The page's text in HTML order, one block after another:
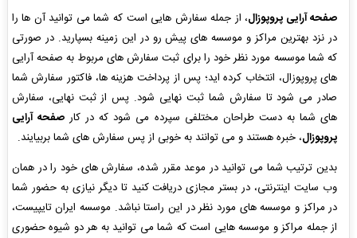
صفحه آرایی پروپوزال، از جمله سفارش هایی است که شما می توانید آن ها را
در نزد بهترین مراکز و موسسه های پیش رو در این زمینه بسپارید. در صورتی
که شما موسسه مورد نظر خود را برای ثبت سفارش های مربوط به صفحه آرایی
های پروپوزال، انتخاب کرده اید؛ پس از پرداخت هزینه ها، فاکتور سفارش شما
صادر می شود تا سفارش شما ثبت نهایی شود. پس از ثبت نهایی، سفارش
های شما به دست طراحان مختلفی سپرده می شود که در کارصفحه آرایی
پروپوزال، خبره هستند و می توانند به خوبی از پس سفارش های شما بربیایند.
بدین ترتیب شما می توانید در موعد مقرر شده، سفارش های خود را در همان
وب سایت اینترنتی، در بستر مجازی دریافت کنید تا دیگر نیازی به حضور شما
در مراکز و موسسه های مورد نظر در این راستا نباشد. موسسه ایران تایپیست،
از جمله مراکز و موسسه هایی است که شما می توانید به هر دو شیوه حضوری